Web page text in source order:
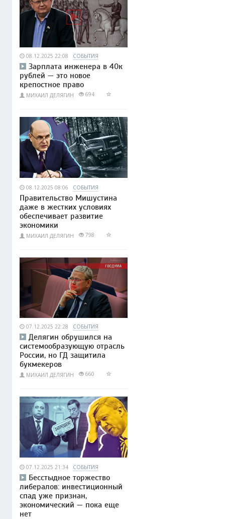
08.12.2025 22:08 СОБЫТИЯ
Зарплата инженера в 40к
рублей — это новое
крепостное право
МИХАИЛ ДЕЛЯГИН 694
08.12.2025 08:06 СОБЫТИЯ
Правительство Мишустина
даже в жестких условиях
обеспечивает развитие
экономики
МИХАИЛ ДЕЛЯГИН 798
07.12.2025 22:28 СОБЫТИЯ
Делягин обрушился на
системообразующую отрасль
России, но ГД защитила
букмекеров
МИХАИЛ ДЕЛЯГИН 660
07.12.2025 21:34 СОБЫТИЯ
Бесстыдное торжество
либералов: инвестиционный
спад уже признан,
экономический — пока еще
нет